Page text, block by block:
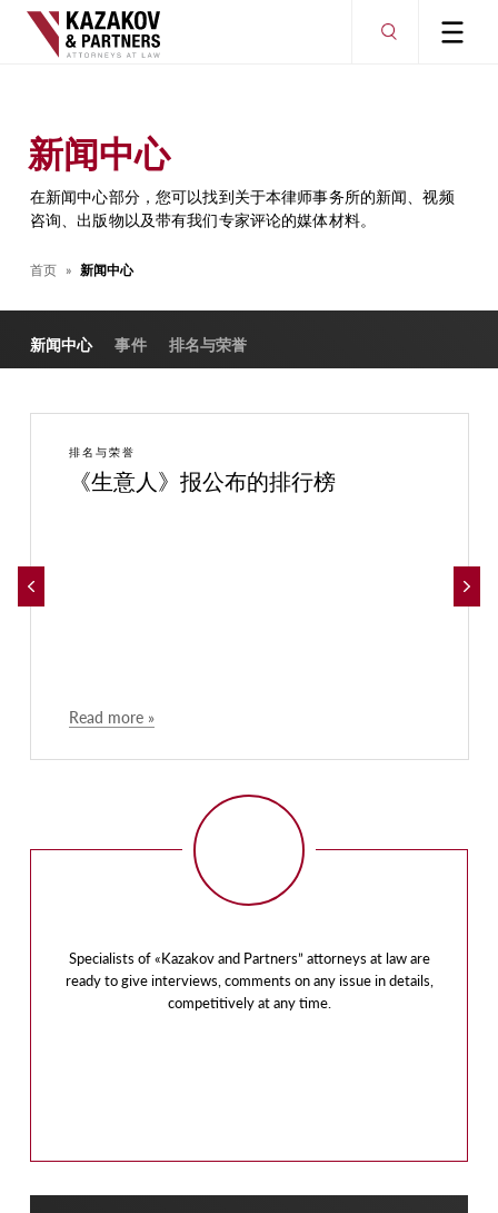
新闻中心
在新闻中心部分，您可以找到关于本律师事务所的新闻、视频
咨询、出版物以及带有我们专家评论的媒体材料。
首页 新闻中心
新闻中心 事件 排名与荣誉
排名与荣誉
《生意人》报公布的排行榜
Read more »
Specialists of «Kazakov and Partners” attorneys at law are
ready to give interviews, comments on any issue in details,
competitively at any time.